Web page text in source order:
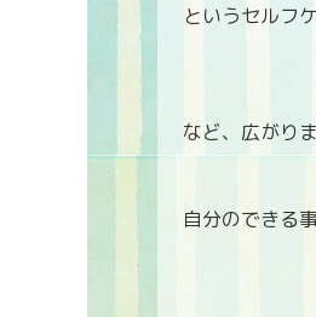
というセルフ
など、広がりま
自分のできる